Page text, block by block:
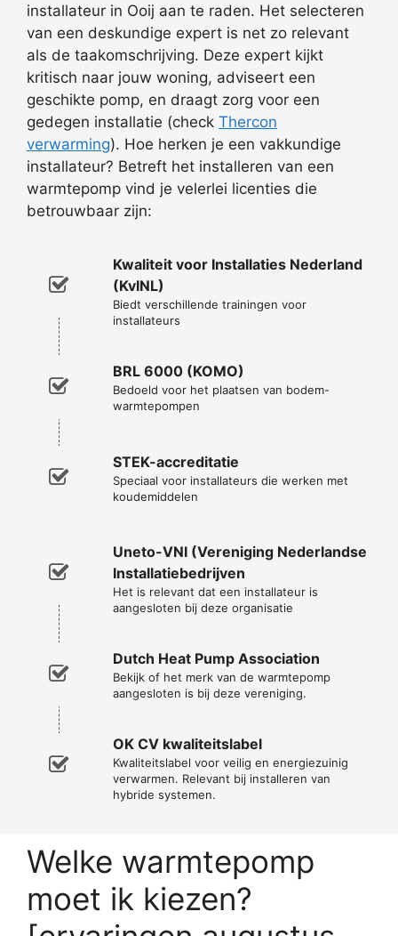
installateur in Ooij aan te raden. Het selecteren
van een deskundige expert is net zo relevant
als de taakomschrijving. Deze expert kijkt
kritisch naar jouw woning, adviseert een
geschikte pomp, en draagt zorg voor een
gedegen installatie (check Thercon
verwarming). Hoe herken je een vakkundige
installateur? Betreft het installeren van een
warmtepomp vind je velerlei licenties die
betrouwbaar zijn:
Kwaliteit voor Installaties Nederland
(KvINL)
Biedt verschillende trainingen voor
installateurs
BRL 6000 (KOMO)
Bedoeld voor het plaatsen van bodem-
warmtepompen
STEK-accreditatie
Speciaal voor installateurs die werken met
koudemiddelen
Uneto-VNI (Vereniging Nederlandse
Installatiebedrijven
Het is relevant dat een installateur is
aangesloten bij deze organisatie
Dutch Heat Pump Association
Bekijk of het merk van de warmtepomp
aangesloten is bij deze vereniging.
OK CV kwaliteitslabel
Kwaliteitslabel voor veilig en energiezuinig
verwarmen. Relevant bij installeren van
hybride systemen.
Welke warmtepomp
moet ik kiezen?